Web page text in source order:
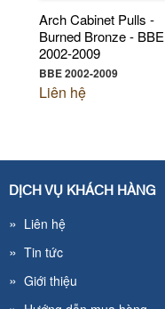
Arch Cabinet Pulls -
Burned Bronze - BBE
2002-2009
BBE 2002-2009
Liên hệ
DỊCH VỤ KHÁCH HÀNG
» Liên hệ
» Tin tức
» Giới thiệu